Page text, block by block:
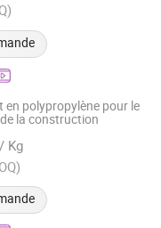
2020
en polypropylène pour le
la construction
/ Kg